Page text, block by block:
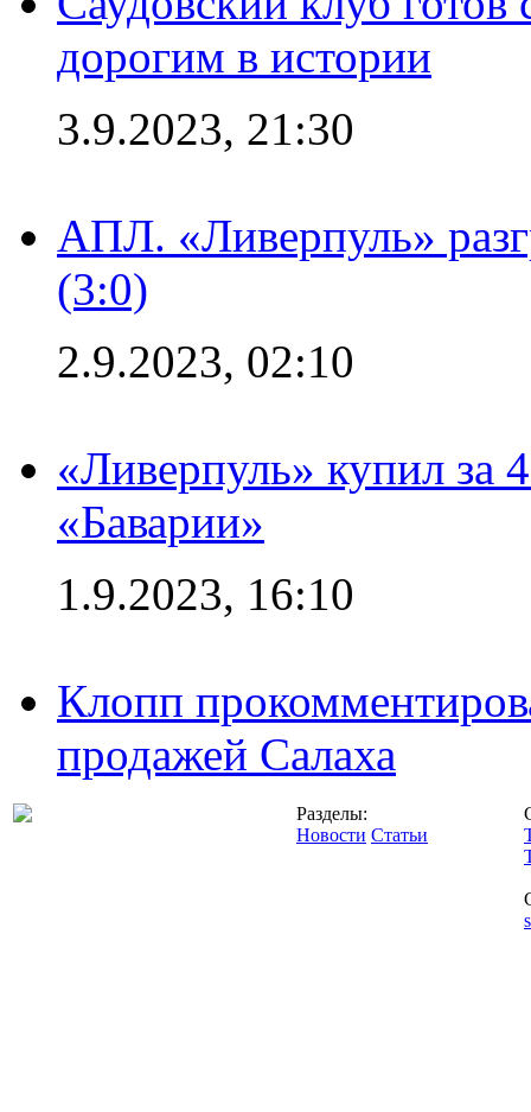
дорогим в истории
3.9.2023, 21:30
АПЛ. «Ливерпуль»
(3:0)
2.9.2023, 02:10
«Ливерпуль» купил за
«Баварии»
1.9.2023, 16:10
Клопп
продажей Салаха
Разделы:
Новости Статьи